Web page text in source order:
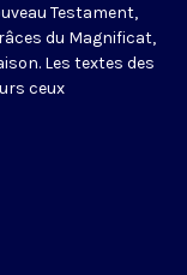
Testament,
du Magnificat,
Les textes des
ceux